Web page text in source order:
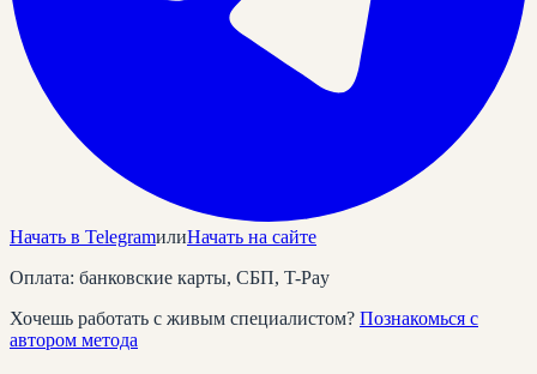
Начать в TelegramилиНачать на сайте
Оплата: банковские карты, СБП, T-Pay
Хочешь работать с живым специалистом? Познакомься с
автором метода